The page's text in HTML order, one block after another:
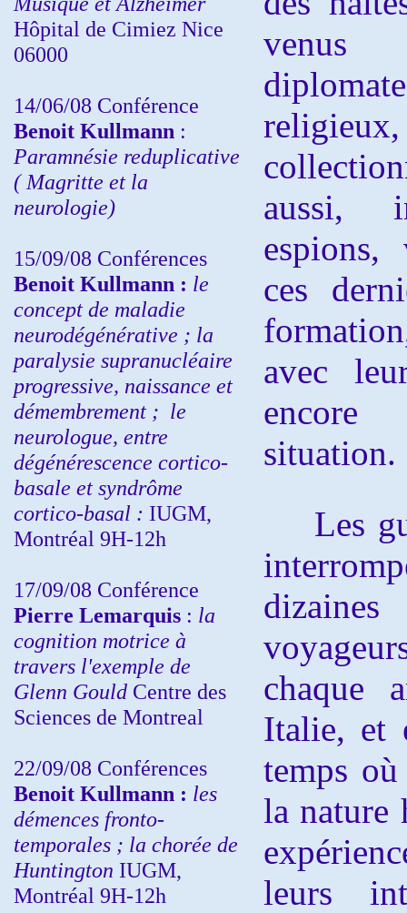
Hôpital de Cimiez Nice
06000
14/06/08 Conférence
Benoit Kullmann :
Paramnésie reduplicative
( Magritte et la
neurologie)
15/09/08 Conférences
Benoit Kullmann : le
concept de maladie
neurodégénérative ; la
paralysie supranucléaire
progressive, naissance et
démembrement ; le
neurologue, entre
dégénérescence cortico-
basale et syndrôme
cortico-basal : IUGM,
Montréal 9H-12h
17/09/08 Conférence
Pierre Lemarquis : la
cognition motrice à
travers l'exemple de
Glenn Gould Centre des
Sciences de Montreal
22/09/08 Conférences
Benoit Kullmann : les
démences fronto-
temporales ; la chorée de
Huntington IUGM,
Montréal 9H-12h
venus
aussi,
espions,
ces
avec
situation.
Les
chaque
Italie, et
temps
la nature
leurs